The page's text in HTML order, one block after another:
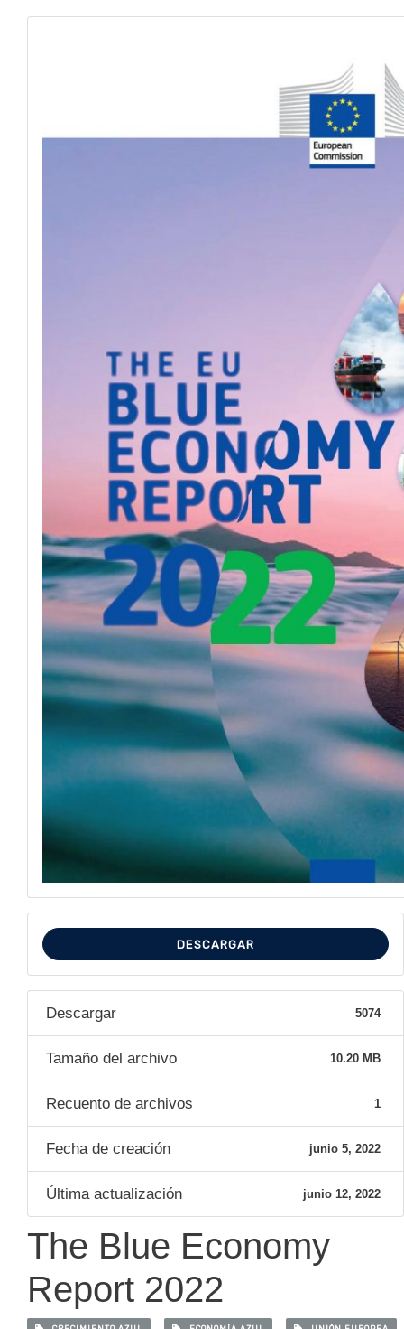
DESCARGAR
Descargar 5074
Tamaño del archivo 10.20 MB
Recuento de archivos 1
Fecha de creación junio 5, 2022
Última actualización junio 12, 2022
The Blue Economy
Report 2022